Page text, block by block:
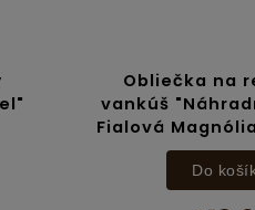
na relaxačný
manžel"
50x150 cm